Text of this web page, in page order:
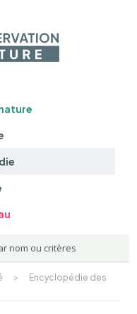
nom ou critères
>
Encyclopédie des